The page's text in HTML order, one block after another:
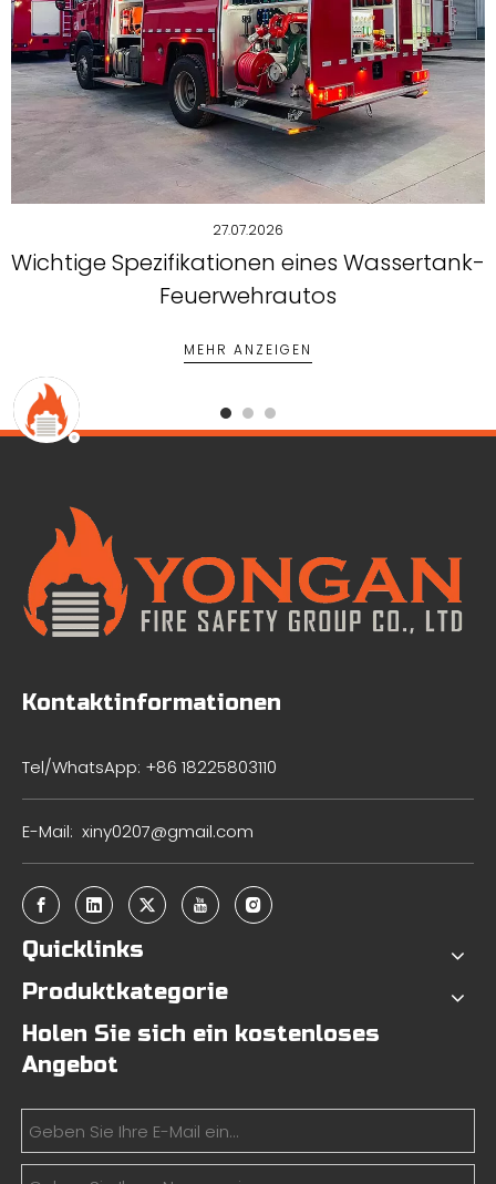
27.07.2026
Wichtige Spezifikationen eines Wassertank-
Feuerwehrautos
MEHR ANZEIGEN
Kontaktinformationen
Tel/WhatsApp: +86 18225803110
E-Mail: xiny0207@gmail.com
Quicklinks
Produktkategorie
Holen Sie sich ein kostenloses
Angebot